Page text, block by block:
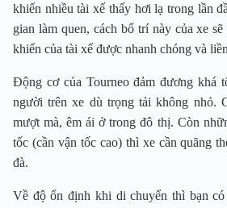
khiến nhiều tài xế thấy hơi lạ trong lần
gian làm quen, cách bố trí này của xe
khiển của tài xế được nhanh chóng và
Động cơ của Tourneo đảm đương khá
người trên xe dù trọng tải không nhỏ.
mượt mà, êm ái ở trong đô thị. Còn
tốc (cần vận tốc cao) thì xe cần quãng
đà.
Về độ ổn định khi di chuyển thì bạn có